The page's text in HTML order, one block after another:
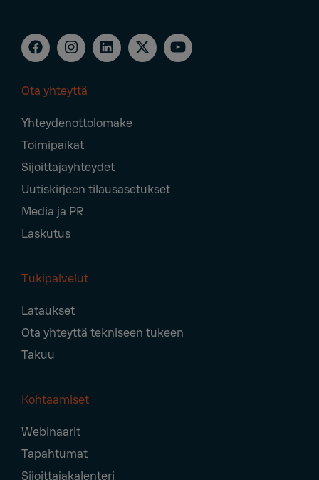
Navigation
Ota yhteyttä
Yhteydenottolomake
Toimipaikat
Sijoittajayhteydet
Uutiskirjeen tilausasetukset
Media ja PR
Laskutus
Tukipalvelut
Lataukset
Ota yhteyttä tekniseen tukeen
Takuu
Kohtaamiset
Webinaarit
Tapahtumat
Sijoittajakalenteri